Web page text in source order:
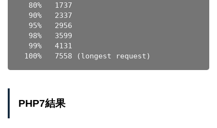
PHP7結果